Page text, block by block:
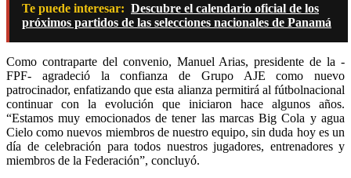
Te puede interesar: Descubre el calendario oficial de los
próximos partidos de las selecciones nacionales de Panamá
Como contraparte del convenio, Manuel Arias, presidente de la -
FPF- agradeció la confianza de Grupo AJE como nuevo
patrocinador, enfatizando que esta alianza permitirá al fútbolnacional
continuar con la evolución que iniciaron hace algunos años.
“Estamos muy emocionados de tener las marcas Big Cola y agua
Cielo como nuevos miembros de nuestro equipo, sin duda hoy es un
día de celebración para todos nuestros jugadores, entrenadores y
miembros de la Federación”, concluyó.